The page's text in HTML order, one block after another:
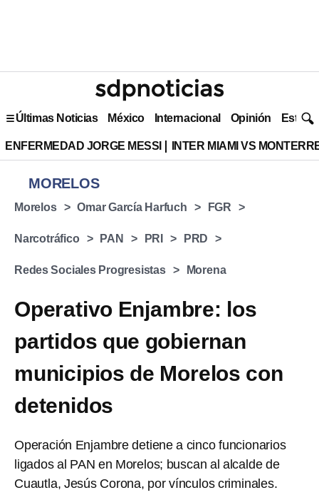
Últimas Noticias México Internacional Opinión Estilo
ENFERMEDAD JORGE MESSI INTER MIAMI VS
MORELOS
Morelos Omar García Harfuch FGR
Narcotráfico PAN PRI PRD
Redes Sociales Progresistas Morena
Operativo Enjambre: los
partidos que gobiernan
municipios de Morelos con
detenidos
Operación Enjambre detiene a cinco funcionarios
ligados al PAN en Morelos; buscan al alcalde de
Cuautla, Jesús Corona, por vínculos criminales.